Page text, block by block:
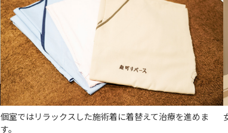
個室ではリラックスした施術着に着替えて治療を進めま
す。